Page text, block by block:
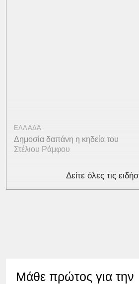
ΕΛΛΑΔΑ
Δημοσία δαπάνη η κηδεία του
Στέλιου Ράμφου
Δείτε όλες τις
Μάθε πρώτος για την